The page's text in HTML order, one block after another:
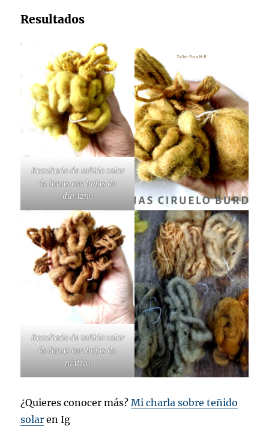
Resultados
Resultado de teñido solar
de lanas con hojas de
durazno
Resultado de teñido solar
de lanas con hojas de
matico
¿Quieres conocer más?Mi charla sobre teñido
solar en Ig